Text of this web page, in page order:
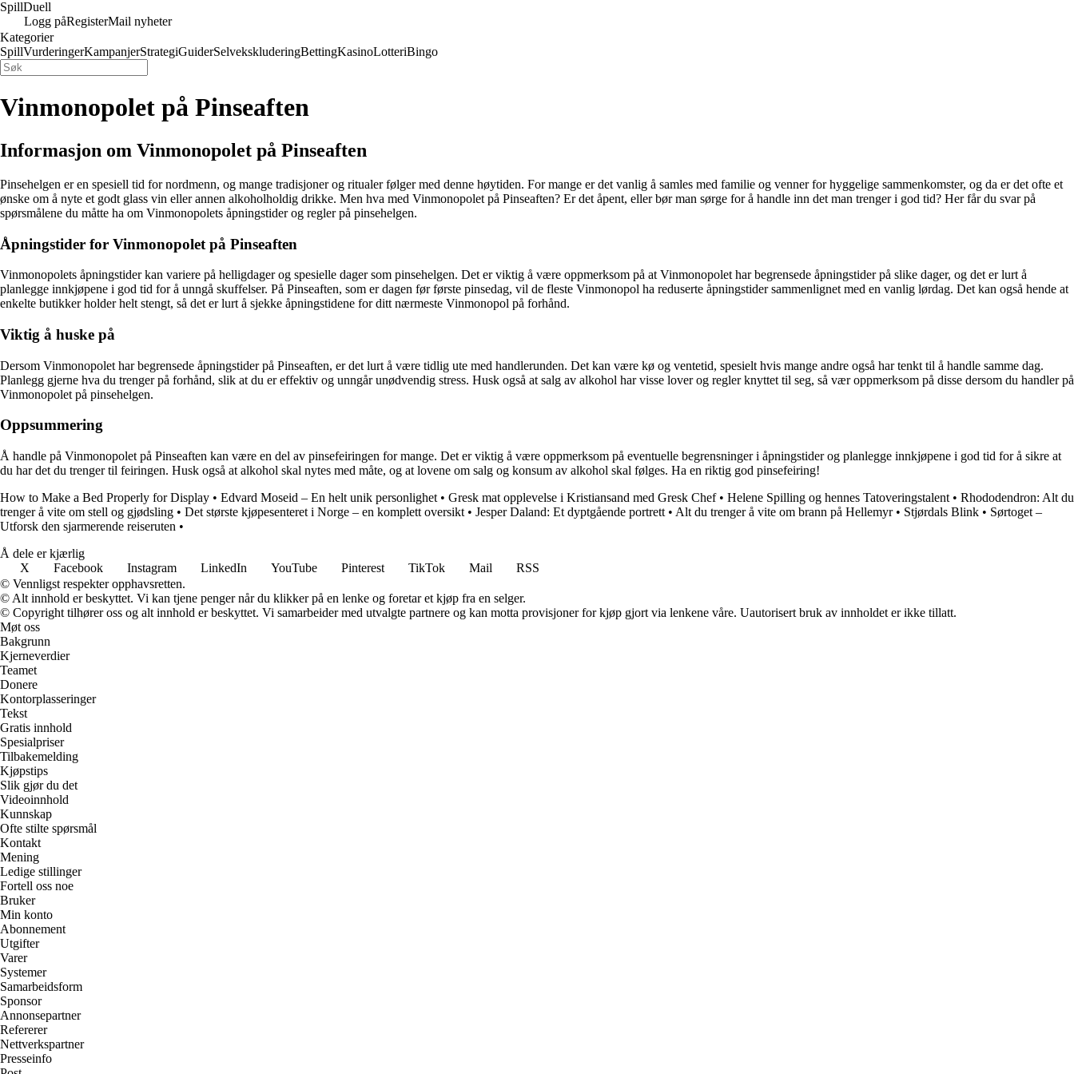
SpillDuell
Logg påRegisterMail nyheter
Kategorier
SpillVurderingerKampanjerStrategiGuiderSelvekskluderingBettingKasinoLotteriBingo
Vinmonopolet på Pinseaften
Informasjon om Vinmonopolet på Pinseaften
Pinsehelgen er en spesiell tid for nordmenn, og mange tradisjoner og ritualer følger med denne høytiden. For mange er det vanlig å samles med familie og venner for hyggelige sammenkomster, og da er det ofte et
ønske om å nyte et godt glass vin eller annen alkoholholdig drikke. Men hva med Vinmonopolet på Pinseaften? Er det åpent, eller bør man sørge for å handle inn det man trenger i god tid? Her får du svar på
spørsmålene du måtte ha om Vinmonopolets åpningstider og regler på pinsehelgen.
Åpningstider for Vinmonopolet på Pinseaften
Vinmonopolets åpningstider kan variere på helligdager og spesielle dager som pinsehelgen. Det er viktig å være oppmerksom på at Vinmonopolet har begrensede åpningstider på slike dager, og det er lurt å
planlegge innkjøpene i god tid for å unngå skuffelser. På Pinseaften, som er dagen før første pinsedag, vil de fleste Vinmonopol ha reduserte åpningstider sammenlignet med en vanlig lørdag. Det kan også hende at
enkelte butikker holder helt stengt, så det er lurt å sjekke åpningstidene for ditt nærmeste Vinmonopol på forhånd.
Viktig å huske på
Dersom Vinmonopolet har begrensede åpningstider på Pinseaften, er det lurt å være tidlig ute med handlerunden. Det kan være kø og ventetid, spesielt hvis mange andre også har tenkt til å handle samme dag.
Planlegg gjerne hva du trenger på forhånd, slik at du er effektiv og unngår unødvendig stress. Husk også at salg av alkohol har visse lover og regler knyttet til seg, så vær oppmerksom på disse dersom du handler på
Vinmonopolet på pinsehelgen.
Oppsummering
Å handle på Vinmonopolet på Pinseaften kan være en del av pinsefeiringen for mange. Det er viktig å være oppmerksom på eventuelle begrensninger i åpningstider og planlegge innkjøpene i god tid for å sikre at
du har det du trenger til feiringen. Husk også at alkohol skal nytes med måte, og at lovene om salg og konsum av alkohol skal følges. Ha en riktig god pinsefeiring!
How to Make a Bed Properly for Display • Edvard Moseid – En helt unik personlighet • Gresk mat opplevelse i Kristiansand med Gresk Chef• Helene Spilling og hennes Tatoveringstalent • Rhododendron: Alt du
trenger å vite om stell og gjødsling • Det største kjøpesenteret i Norge – en komplett oversikt • Jesper Daland: Et dyptgående portrett • Alt du trenger å vite om brann på Hellemyr• Stjørdals Blink • Sørtoget –
Utforsk den sjarmerende reiseruten •
Å dele er kjærlig
X
Facebook Instagram LinkedIn YouTube Pinterest TikTok Mail
RSS
© Vennligst respekter opphavsretten.
© Alt innhold er beskyttet. Vi kan tjene penger når du klikker på en lenke og foretar et kjøp fra en selger.
© Copyright tilhører oss og alt innhold er beskyttet. Vi samarbeider med utvalgte partnere og kan motta provisjoner for kjøp gjort via lenkene våre. Uautorisert bruk av innholdet er ikke tillatt.
Møt oss
Bakgrunn
Kjerneverdier
Teamet
Donere
Kontorplasseringer
Tekst
Gratis innhold
Spesialpriser
Tilbakemelding
Kjøpstips
Slik gjør du det
Videoinnhold
Kunnskap
Ofte stilte spørsmål
Kontakt
Mening
Ledige stillinger
Fortell oss noe
Bruker
Min konto
Abonnement
Utgifter
Varer
Systemer
Samarbeidsform
Sponsor
Annonsepartner
Refererer
Nettverkspartner
Presseinfo